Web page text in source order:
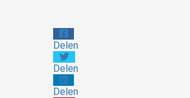
Delen
Delen
Delen